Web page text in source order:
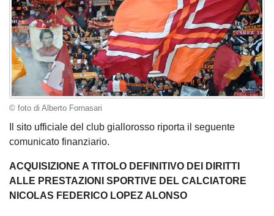
© foto di Alberto Fornasari
Il sito ufficiale del club giallorosso riporta il seguente
comunicato finanziario.
ACQUISIZIONE A TITOLO DEFINITIVO DEI DIRITTI
ALLE PRESTAZIONI SPORTIVE DEL CALCIATORE
NICOLAS FEDERICO LOPEZ ALONSO